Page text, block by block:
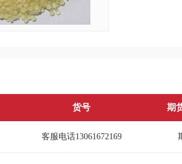
货号 期
客服电话13061672169